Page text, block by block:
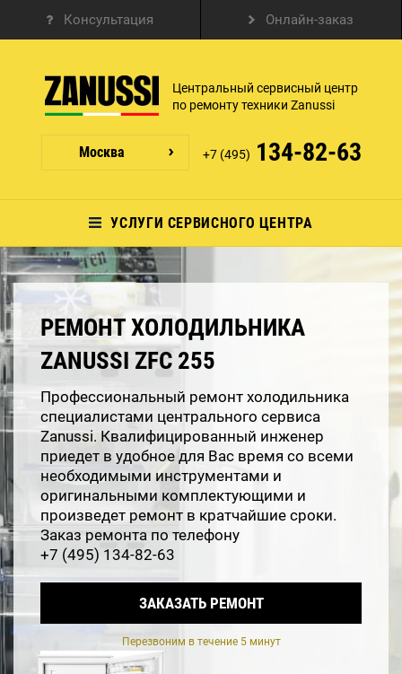
Консультация Онлайн-заказ
Центральный сервисный центр
по ремонту техники Zanussi
Москва +7 (495) 134-82-63
УСЛУГИ СЕРВИСНОГО ЦЕНТРА
РЕМОНТ ХОЛОДИЛЬНИКА
ZANUSSI ZFC 255
Профессиональный ремонт холодильника
специалистами центрального сервиса
Zanussi. Квалифицированный инженер
приедет в удобное для Вас время со всеми
необходимыми инструментами и
оригинальными комплектующими и
произведет ремонт в кратчайшие сроки.
Заказ ремонта по телефону
+7 (495) 134-82-63
ЗАКАЗАТЬ РЕМОНТ
Перезвоним в течение 5 минут